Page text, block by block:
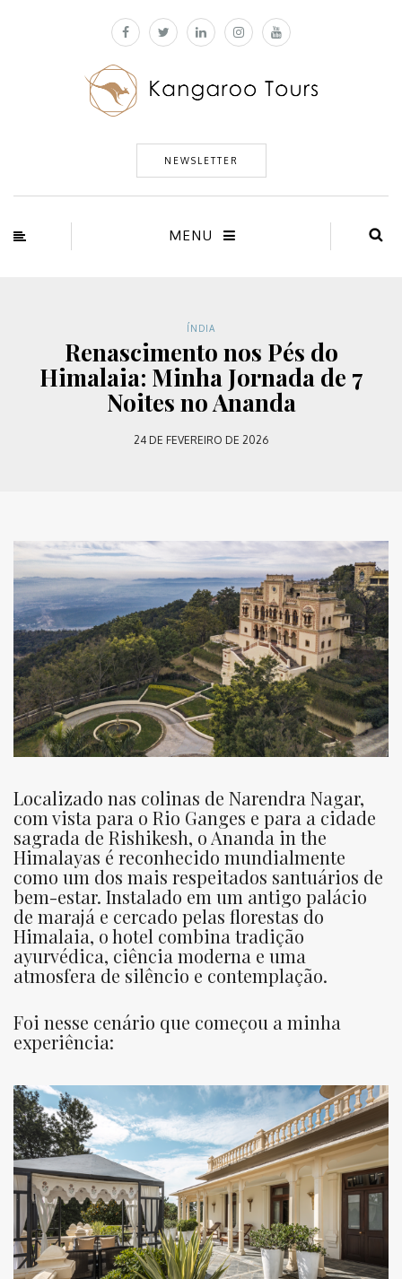
NEWSLETTER
MENU
ÍNDIA
Renascimento nos Pés do
Himalaia: Minha Jornada de 7
Noites no Ananda
24 DE FEVEREIRO DE 2026
Localizado nas colinas de Narendra Nagar,
com vista para o Rio Ganges e para a cidade
sagrada de Rishikesh, o Ananda in the
Himalayas é reconhecido mundialmente
como um dos mais respeitados santuários de
bem-estar. Instalado em um antigo palácio
de marajá e cercado pelas florestas do
Himalaia, o hotel combina tradição
ayurvédica, ciência moderna e uma
atmosfera de silêncio e contemplação.
Foi nesse cenário que começou a minha
experiência: